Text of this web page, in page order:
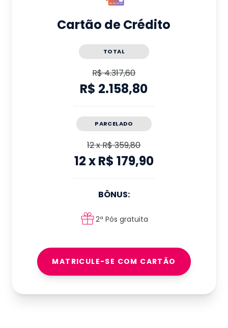
Cartão de Crédito
TOTAL
R$ 4.317,60
R$ 2.158,80
PARCELADO
12xR$ 359,80
12xR$ 179,90
BÔNUS:
2ª Pós gratuita
MATRICULE-SE COM CARTÃO